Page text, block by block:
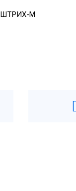
ШТРИХ-М